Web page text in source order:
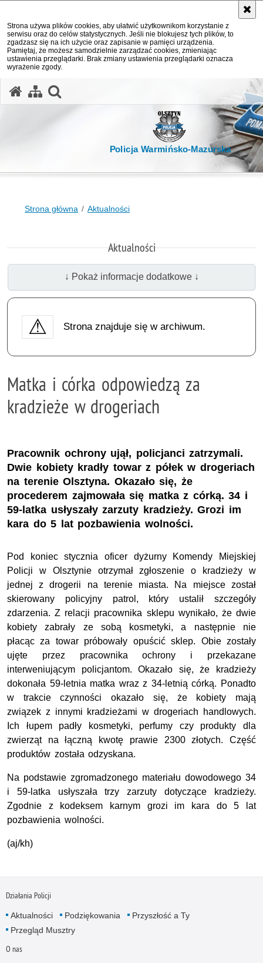
Strona używa plików cookies, aby ułatwić użytkownikom korzystanie z
serwisu oraz do celów statystycznych. Jeśli nie blokujesz tych plików, to
zgadzasz się na ich użycie oraz zapisanie w pamięci urządzenia.
Pamiętaj, że możesz samodzielnie zarządzać cookies, zmieniając
ustawienia przeglądarki. Brak zmiany ustawienia przeglądarki oznacza
wyrażenie zgody.
Policja Warmińsko-Mazurska
Strona główna Aktualności
Aktualności
↓ Pokaż informacje dodatkowe ↓
Strona znajduje się w archiwum.
Matka i córka odpowiedzą za
kradzieże w drogeriach
Pracownik ochrony ujął, policjanci zatrzymali.
Dwie kobiety kradły towar z półek w drogeriach
na terenie Olsztyna. Okazało się, że
procederem zajmowała się matka z córką. 34 i
59-latka usłyszały zarzuty kradzieży. Grozi im
kara do 5 lat pozbawienia wolności.
Pod koniec stycznia oficer dyżurny Komendy Miejskiej
Policji w Olsztynie otrzymał zgłoszenie o kradzieży w
jednej z drogerii na terenie miasta. Na miejsce został
skierowany policyjny patrol, który ustalił szczegóły
zdarzenia. Z relacji pracownika sklepu wynikało, że dwie
kobiety zabrały ze sobą kosmetyki, a następnie nie
płacąc za towar próbowały opuścić sklep. Obie zostały
ujęte przez pracownika ochrony i przekazane
interweniującym policjantom. Okazało się, że kradzieży
dokonała 59-letnia matka wraz z 34-letnią córką. Ponadto
w trakcie czynności okazało się, że kobiety mają
związek z innymi kradzieżami w drogeriach handlowych.
Ich łupem padły kosmetyki, perfumy czy produkty dla
zwierząt na łączną kwotę prawie 2300 złotych. Część
produktów została odzyskana.
Na podstawie zgromadzonego materiału dowodowego 34
i 59-latka usłyszała trzy zarzuty dotyczące kradzieży.
Zgodnie z kodeksem karnym grozi im kara do 5 lat
pozbawienia wolności.
(aj/kh)
Działania Policji
Aktualności Podziękowania
Przyszłość a Ty
Przegląd Musztry
O nas